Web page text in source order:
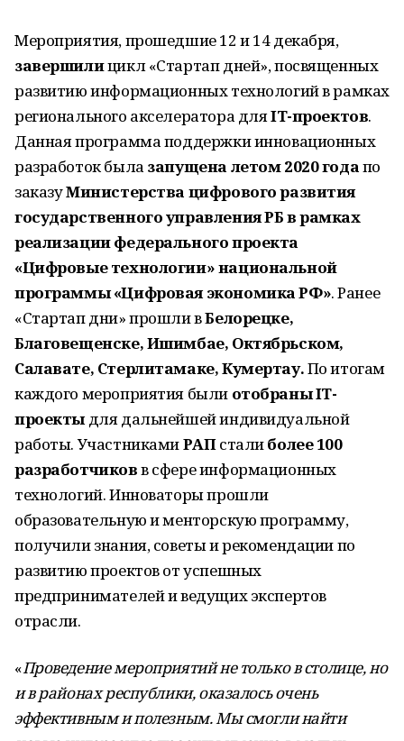
Мероприятия, прошедшие 12 и 14 декабря,
завершилицикл «Стартап дней», посвященных
развитию информационных технологий в рамках
регионального акселератора дляIT-проектов.
Данная программа поддержки инновационных
разработок была запущена летом 2020 годапо
заказуМинистерства цифрового развития
государственного управления РБ в рамках
реализации федерального проекта
«Цифровые технологии» национальной
программы «Цифровая экономика РФ». Ранее
«Стартап дни» прошли вБелорецке,
Благовещенске, Ишимбае, Октябрьском,
Салавате, Стерлитамаке, Кумертау.По итогам
каждого мероприятия были отобраны IT-
проектыдля дальнейшей индивидуальной
работы. УчастникамиРАПсталиболее 100
разработчиковв сфере информационных
технологий. Инноваторы прошли
образовательную и менторскую программу,
получили знания, советы и рекомендации по
развитию проектов от успешных
предпринимателей и ведущих экспертов
отрасли.
«Проведение мероприятий не только в столице, но
и в районах республики, оказалось очень
эффективным и полезным. Мы смогли найти